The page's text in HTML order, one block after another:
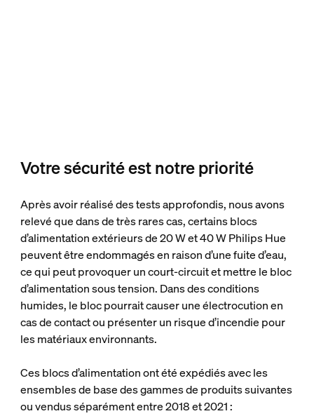
Votre sécurité est notre priorité
Après avoir réalisé des tests approfondis, nous avons
relevé que dans de très rares cas, certains blocs
d’alimentation extérieurs de 20 W et 40 W Philips Hue
peuvent être endommagés en raison d’une fuite d’eau,
ce qui peut provoquer un court-circuit et mettre le bloc
d’alimentation sous tension. Dans des conditions
humides, le bloc pourrait causer une électrocution en
cas de contact ou présenter un risque d’incendie pour
les matériaux environnants.
Ces blocs d’alimentation ont été expédiés avec les
ensembles de base des gammes de produits suivantes
ou vendus séparément entre 2018 et 2021 :